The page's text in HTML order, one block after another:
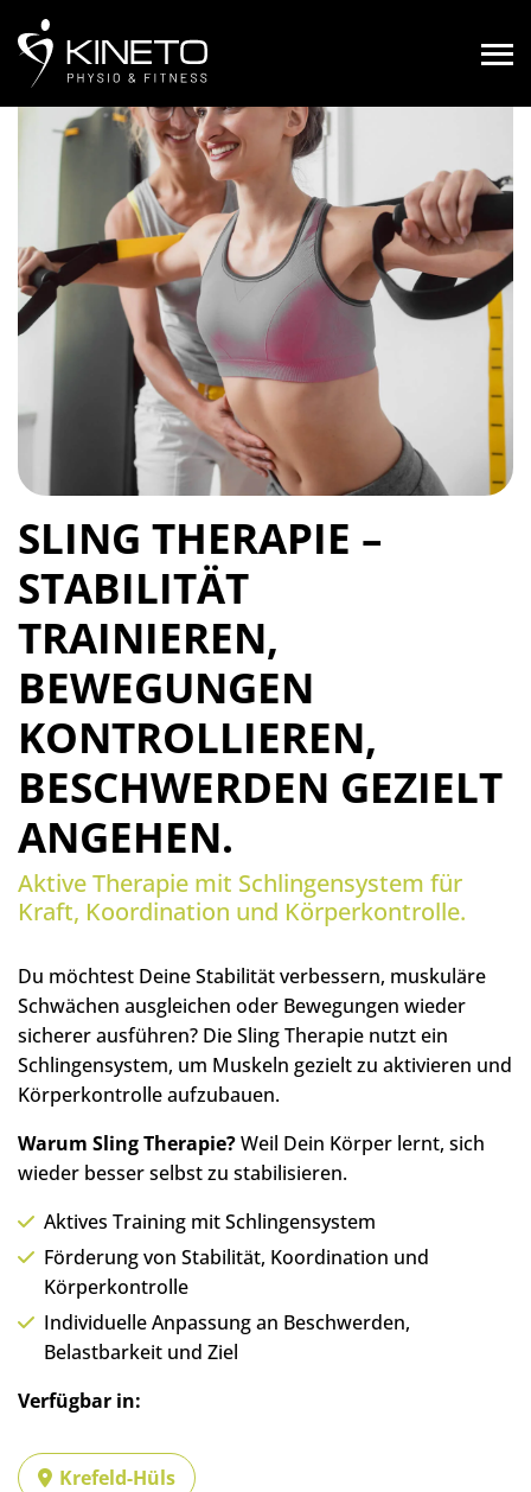
SLING THERAPIE –
STABILITÄT
TRAINIEREN,
BEWEGUNGEN
KONTROLLIEREN,
BESCHWERDEN GEZIELT
ANGEHEN.
Aktive Therapie mit Schlingensystem für
Kraft, Koordination und Körperkontrolle.
Du möchtest Deine Stabilität verbessern, muskuläre
Schwächen ausgleichen oder Bewegungen wieder
sicherer ausführen? Die Sling Therapie nutzt ein
Schlingensystem, um Muskeln gezielt zu aktivieren und
Körperkontrolle aufzubauen.
Warum Sling Therapie?Weil Dein Körper lernt, sich
wieder besser selbst zu stabilisieren.
Aktives Training mit Schlingensystem
Förderung von Stabilität, Koordination und
Körperkontrolle
Individuelle Anpassung an Beschwerden,
Belastbarkeit und Ziel
Verfügbar in:
Krefeld-Hüls